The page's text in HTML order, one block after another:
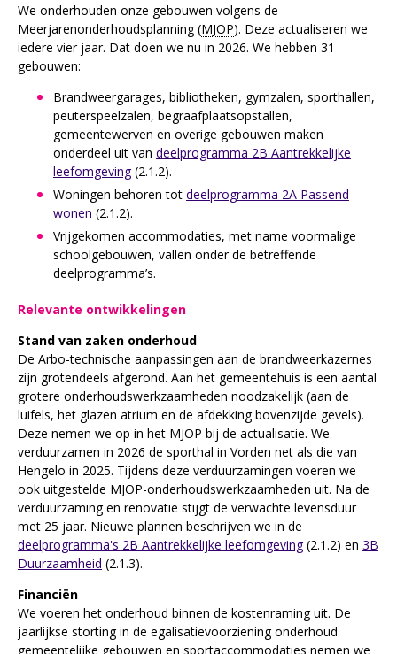
We onderhouden onze gebouwen volgens de
Meerjarenonderhoudsplanning (MJOP). Deze actualiseren we
iedere vier jaar. Dat doen we nu in 2026. We hebben 31
gebouwen:
Brandweergarages, bibliotheken, gymzalen, sporthallen,
peuterspeelzalen, begraafplaatsopstallen,
gemeentewerven en overige gebouwen maken
onderdeel uit van deelprogramma 2B Aantrekkelijke
leefomgeving(2.1.2).
Woningen behoren tot deelprogramma 2A Passend
wonen (2.1.2).
Vrijgekomen accommodaties, met name voormalige
schoolgebouwen, vallen onder de betreffende
deelprogramma’s.
Relevante ontwikkelingen
Stand van zaken onderhoud
De Arbo-technische aanpassingen aan de brandweerkazernes
zijn grotendeels afgerond. Aan het gemeentehuis is een aantal
grotere onderhoudswerkzaamheden noodzakelijk (aan de
luifels, het glazen atrium en de afdekking bovenzijde gevels).
Deze nemen we op in het MJOP bij de actualisatie. We
verduurzamen in 2026 de sporthal in Vorden net als die van
Hengelo in 2025. Tijdens deze verduurzamingen voeren we
ook uitgestelde MJOP-onderhoudswerkzaamheden uit. Na de
verduurzaming en renovatie stijgt de verwachte levensduur
met 25 jaar. Nieuwe plannen beschrijven we in de
deelprogramma's 2B Aantrekkelijke leefomgeving(2.1.2) en 3B
Duurzaamheid (2.1.3).
Financiën
We voeren het onderhoud binnen de kostenraming uit. De
jaarlijkse storting in de egalisatievoorziening onderhoud
gemeentelijke gebouwen en sportaccommodaties nemen we